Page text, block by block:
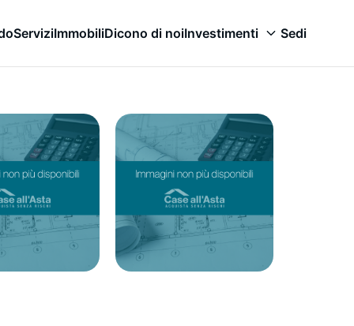
ServiziImmobiliDicono di noiInvestimenti Sedi